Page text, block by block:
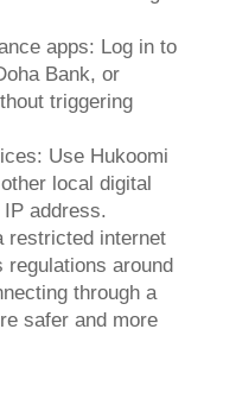
apps: Log in to
Bank, or
triggering
Use Hukoomi
local digital
address.
restricted internet
regulations around
through a
safer and more